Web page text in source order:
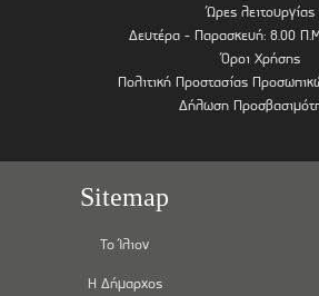
Ώρες λειτουργίας
Δευτέρα - Παρασκευή: 8.00
Όροι Χρήσης
Πολιτική Προστασίας
Δήλωση
Sitemap
Το Ίλιον
Η Δήμαρχος